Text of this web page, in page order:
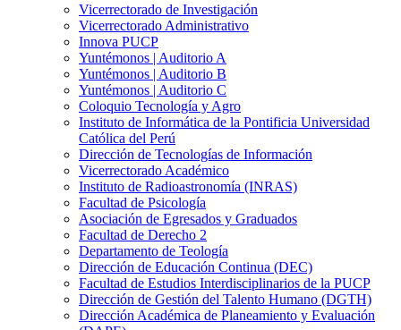
Vicerrectorado de Investigación
Vicerrectorado Administrativo
Innova PUCP
Yuntémonos | Auditorio A
Yuntémonos | Auditorio B
Yuntémonos | Auditorio C
Coloquio Tecnología y Agro
Instituto de Informática de la Pontificia Universidad
Católica del Perú
Dirección de Tecnologías de Información
Vicerrectorado Académico
Instituto de Radioastronomía (INRAS)
Facultad de Psicología
Asociación de Egresados y Graduados
Facultad de Derecho 2
Departamento de Teología
Dirección de Educación Continua (DEC)
Facultad de Estudios Interdisciplinarios de la PUCP
Dirección de Gestión del Talento Humano (DGTH)
Dirección Académica de Planeamiento y Evaluación